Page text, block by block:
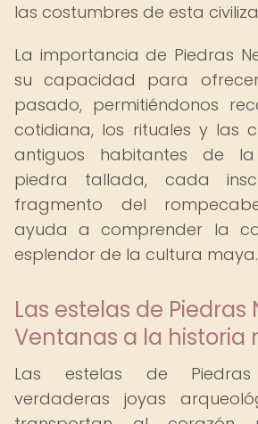
las costumbres de esta
La importancia de Piedras
su capacidad para
pasado, permitiéndonos
cotidiana, los rituales y las
antiguos habitantes de
piedra tallada, cada
fragmento del
ayuda a comprender la
esplendor de la cultura maya.
Las estelas de Piedras
Ventanas a la historia
Las estelas de
verdaderas joyas